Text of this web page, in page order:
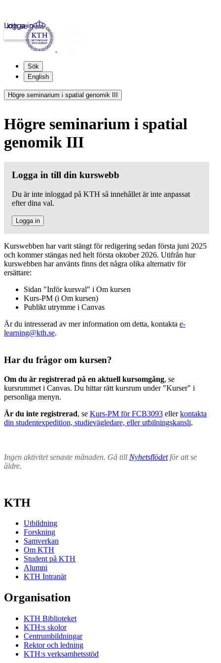
kth.se
Logga in
Sök
English
Högre seminarium i spatial genomik III
Högre seminarium i spatial
genomik III
Logga in till din kurswebb
Du är inte inloggad på KTH så innehållet är inte anpassat
efter dina val.
Logga in
Kurswebben har varit stängt för redigering sedan första juni 2025
och kommer stängas ned helt första oktober 2026. Utifrån hur
kurswebben har använts finns det några olika alternativ för
ersättare:
Sidan "Inför kursval" i Om kursen
Kurs-PM (i Om kursen)
Publikt utrymme i Canvas
Är du intresserad av mer information om detta, kontakta e-
learning@kth.se.
Har du frågor om kursen?
Om du är registrerad på en aktuell kursomgång, se
kursrummet i Canvas. Du hittar rätt kursrum under "Kurser" i
personliga menyn.
Är du inte registrerad, se Kurs-PM för FCB3093 ellerkontakta
din studentexpedition, studievägledare, eller utbilningskansli.
Ingen aktivitet senaste månaden. Gå till Nyhetsflödetför att se
äldre.
KTH
Utbildning
Forskning
Samverkan
Om KTH
Student på KTH
Alumni
KTH Intranät
Organisation
KTH Biblioteket
KTH:s skolor
Centrumbildningar
Rektor och ledning
KTH:s verksamhetsstöd